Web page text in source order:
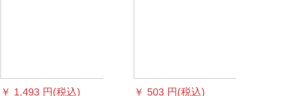
￥ 1,493 円(税込) ￥ 503 円(税込)